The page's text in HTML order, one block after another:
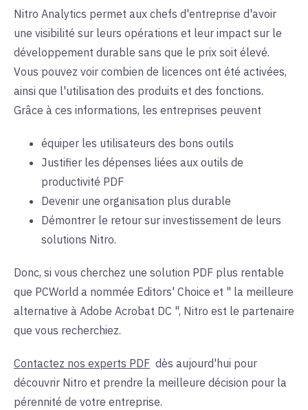
Nitro Analytics permet aux chefs d'entreprise d'avoir
une visibilité sur leurs opérations et leur impact sur le
développement durable sans que le prix soit élevé.
Vous pouvez voir combien de licences ont été activées,
ainsi que l'utilisation des produits et des fonctions.
Grâce à ces informations, les entreprises peuvent
équiper les utilisateurs des bons outils
Justifier les dépenses liées aux outils de
productivité PDF
Devenir une organisation plus durable
Démontrer le retour sur investissement de leurs
solutions Nitro.
Donc, si vous cherchez une solution PDF plus rentable
que PCWorld a nommée Editors' Choice et " la meilleure
alternative à Adobe Acrobat DC ", Nitro est le partenaire
que vous recherchiez.
Contactez nos experts PDF dès aujourd'hui pour
découvrir Nitro et prendre la meilleure décision pour la
pérennité de votre entreprise.